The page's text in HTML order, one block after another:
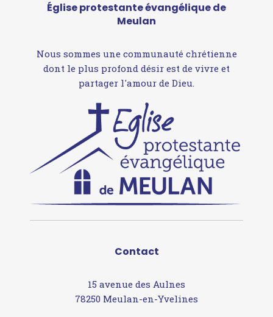
Église protestante évangélique de
Meulan
Nous sommes une communauté chrétienne
dont le plus profond désir est de vivre et
partager l'amour de Dieu.
Contact
15 avenue des Aulnes
78250 Meulan-en-Yvelines